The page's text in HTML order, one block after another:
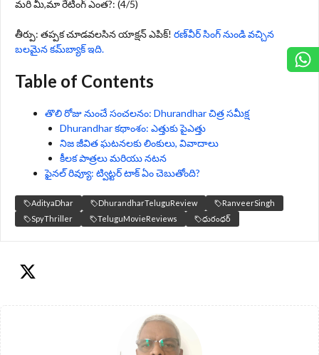
మరి మీ,మా రేటింగ్ ఎంత?: (4/5)
తీర్పు: తప్పక చూడవలసిన యాక్షన్ ఎపిక్! రణ్‌వీర్ సింగ్ నుండి వచ్చిన
బలమైన కమ్‌బ్యాక్ ఇది.
Table of Contents
తొలి రోజు నుంచే సంచలనం: Dhurandhar చిత్ర సమీక్ష
Dhurandhar కథాంశం: ఎత్తుకు పైఎత్తు
నిజ జీవిత ఘటనలకు లింకులు, వివాదాలు
కీలక పాత్రలు మరియు నటన
ఫైనల్ రివ్యూ: ట్విట్టర్ టాక్ ఏం చెబుతోంది?
AdityaDhar DhurandharTeluguReview
RanveerSingh
SpyThriller
TeluguMovieReviews ధురంధర్